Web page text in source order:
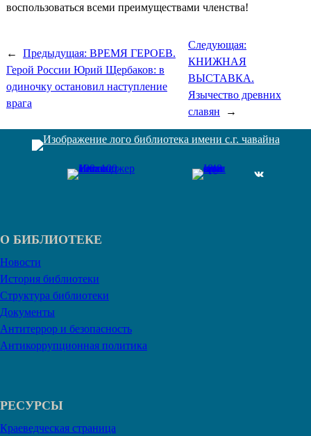
воспользоваться всеми преимуществами членства!
← Предыдущая: ВРЕМЯ ГЕРОЕВ.
Герой России Юрий Щербаков: в
одиночку остановил наступление
врага
Следующая:
КНИЖНАЯ
ВЫСТАВКА.
Язычество древних
славян
→
ВКонтакте
О БИБЛИОТЕКЕ
Новости
История библиотеки
Структура библиотеки
Документы
Антитеррор и безопасность
Антикоррупционная политика
РЕСУРСЫ
Краеведческая страница